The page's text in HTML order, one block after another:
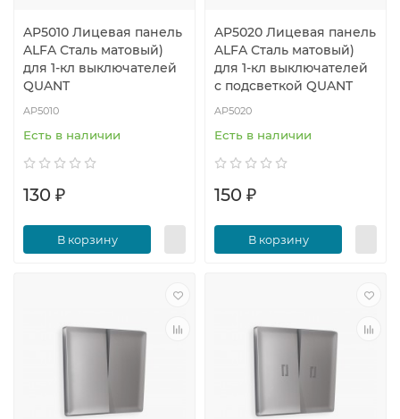
AP5010 Лицевая панель
ALFA Сталь матовый)
для 1-кл выключателей
QUANT
AP5010
Есть в наличии
130 ₽
В корзину
AP5020 Лицевая панель
ALFA Сталь матовый)
для 1-кл выключателей
с подсветкой QUANT
AP5020
Есть в наличии
150 ₽
В корзину